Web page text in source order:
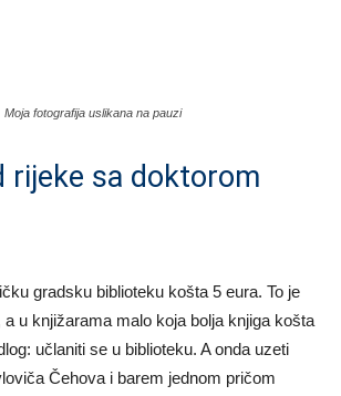
Moja fotografija uslikana na pauzi
rijeke sa doktorom
gradsku biblioteku košta 5 eura. To je
a u knjižarama malo koja bolja knjiga košta
učlaniti se u biblioteku. A onda uzeti
Čehova i barem jednom pričom